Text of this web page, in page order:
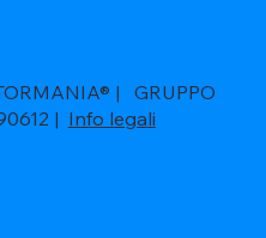
| GRUPPO
| Info legali